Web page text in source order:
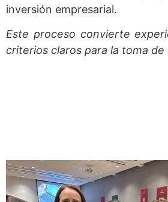
inversión empresarial.
Este proceso convierte
criterios claros para la toma de